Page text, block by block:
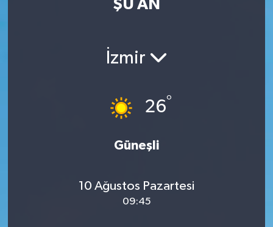
ŞU AN
İzmir
26°
Güneşli
10 Ağustos Pazartesi
09:45
Son Dakika Haberleri